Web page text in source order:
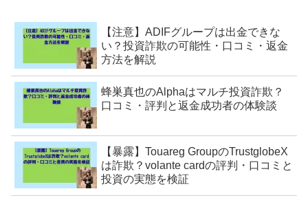
【注意】ADIFグループは出金できな
い？投資詐欺の可能性・口コミ・返金
方法を解説
蜂巣真也のAlphaはマルチ投資詐欺？
口コミ・評判と返金成功者の体験談
【暴露】Touareg GroupのTrustglobeX
は詐欺？volante cardの評判・口コミと
投資の実態を検証